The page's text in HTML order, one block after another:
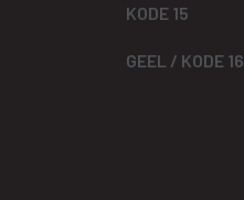
KODE 15
GEEL / KODE 16